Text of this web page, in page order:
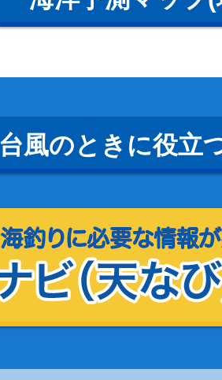
台風のときに役立